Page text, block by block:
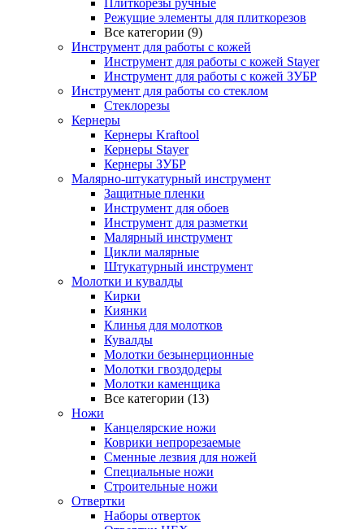
Плиткорезы ручные
Режущие элементы для плиткорезов
Все категории (9)
Инструмент для работы с кожей
Инструмент для работы с кожей Stayer
Инструмент для работы с кожей ЗУБР
Инструмент для работы со стеклом
Стеклорезы
Кернеры
Кернеры Kraftool
Кернеры Stayer
Кернеры ЗУБР
Малярно-штукатурный инструмент
Защитные пленки
Инструмент для обоев
Инструмент для разметки
Малярный инструмент
Цикли малярные
Штукатурный инструмент
Молотки и кувалды
Кирки
Киянки
Клинья для молотков
Кувалды
Молотки безынерционные
Молотки гвоздодеры
Молотки каменщика
Все категории (13)
Ножи
Канцелярские ножи
Коврики непрорезаемые
Сменные лезвия для ножей
Специальные ножи
Строительные ножи
Отвертки
Наборы отверток